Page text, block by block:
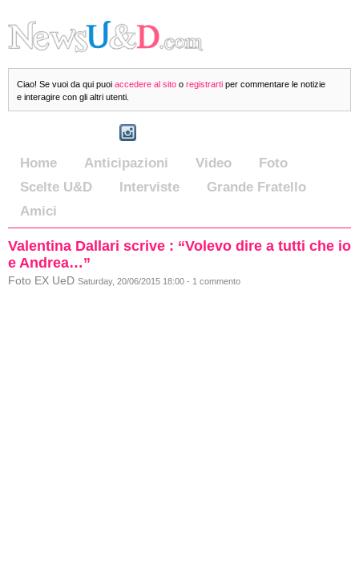
Ciao! Se vuoi da qui puoi accedere al sito o registrarti per commentare le notizie
e interagire con gli altri utenti.
Home Anticipazioni Video
Foto
Scelte U&D
Interviste
Grande Fratello
Amici
Valentina Dallari scrive : “Volevo dire a tutti che io
e Andrea…”
Foto EX UeD Saturday, 20/06/2015 18:00 - 1 commento